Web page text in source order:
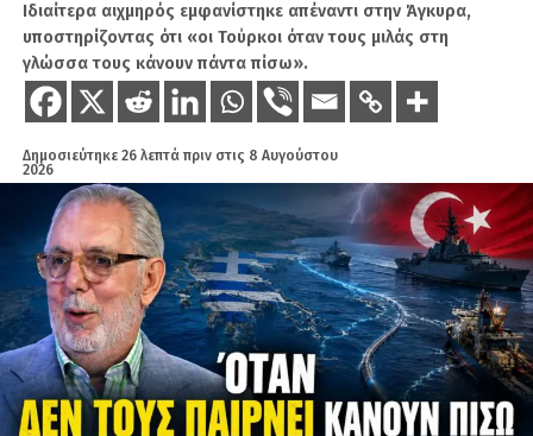
Indra Sistemas S.A. (Ισπανία)
SAAB AB (Σουηδία)
Η τεχνική εκτέλεση έχει διαρθρωθεί σε
Πακέτα Εργασίας (Work Packages), τα οποία
διαχειρίζονται οι αντίστοιχες εταιρείες.
Τοέργο ξεκίνησε επισήμως την 1η Δεκεμβρίου
2024, ενώ στις5–6 Δεκεμβρίου
πραγματοποιήθηκε η εναρκτήρια συνάντηση
στη Στοκχόλμη, όπου συμμετείχαν
εκπρόσωποι των βασικών εταίρων και των
ενδιαφερόμενων φορέων.
Ιδιαίτερα αιχμηρός εμφανίστηκε απέναντι στην Άγκυρα,
υποστηρίζοντας ότι «οι Τούρκοι όταν τους μιλάς στη
γλώσσα τους κάνουν πάντα πίσω».
Δημοσιεύτηκε 26 λεπτά πριν στις 8 Αυγούστου
2026